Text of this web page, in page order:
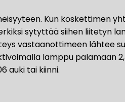
Kun koskettimen
sytyttää siihen liitetyn
vastaanottimeen lähtee
lamppu palamaan 2,
auki tai kiinni.